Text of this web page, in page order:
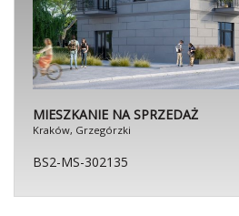
MIESZKANIE NA SPRZEDAŻ
Kraków, Grzegórzki
BS2-MS-302135